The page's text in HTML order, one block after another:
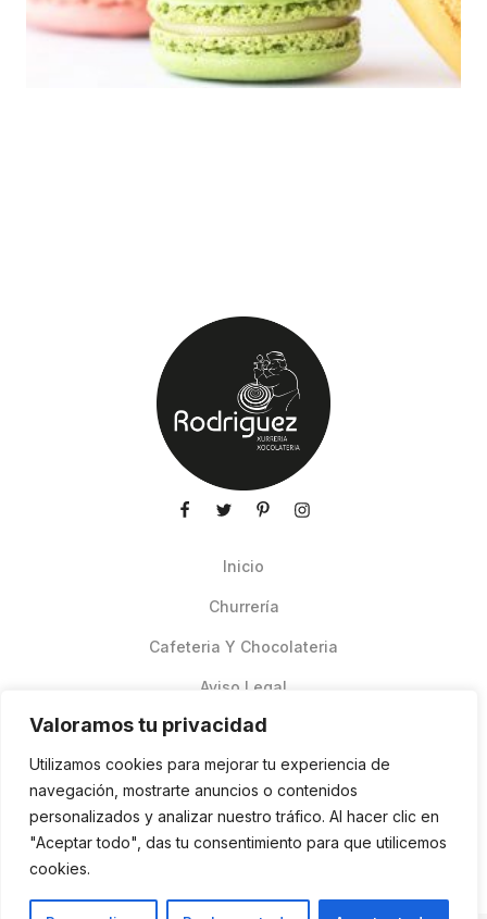
Valoramos tu privacidad
Utilizamos cookies para mejorar tu experiencia de
navegación, mostrarte anuncios o contenidos
personalizados y analizar nuestro tráfico. Al hacer clic en
"Aceptar todo", das tu consentimiento para que utilicemos
cookies.
Inicio
Churrería
Cafeteria Y Chocolateria
Aviso Legal
Pedidos Online Glovo
Contacto